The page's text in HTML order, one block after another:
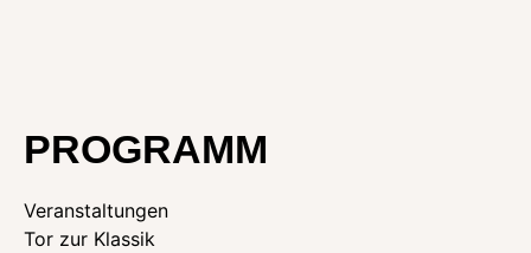
PROGRAMM
Veranstaltungen
Tor zur Klassik